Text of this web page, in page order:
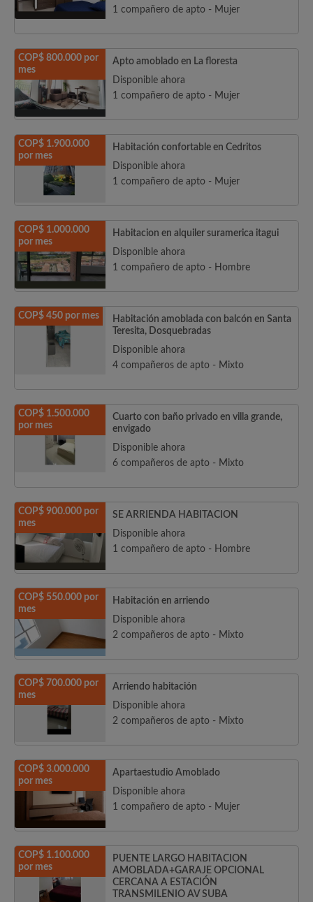
1 compañero de apto - Mujer
COP$ 800.000 por
mes
Apto amoblado en La floresta
Disponible ahora
1 compañero de apto - Mujer
COP$ 1.900.000
por mes
Habitación confortable en Cedritos
Disponible ahora
1 compañero de apto - Mujer
COP$ 1.000.000
por mes
Habitacion en alquiler suramerica itagui
Disponible ahora
1 compañero de apto - Hombre
COP$ 450 por mes
Habitación amoblada con balcón en Santa
Teresita, Dosquebradas
Disponible ahora
4 compañeros de apto - Mixto
COP$ 1.500.000
por mes
Cuarto con baño privado en villa grande,
envigado
Disponible ahora
6 compañeros de apto - Mixto
COP$ 900.000 por
mes
SE ARRIENDA HABITACION
Disponible ahora
1 compañero de apto - Hombre
COP$ 550.000 por
mes
Habitación en arriendo
Disponible ahora
2 compañeros de apto - Mixto
COP$ 700.000 por
mes
Arriendo habitación
Disponible ahora
2 compañeros de apto - Mixto
COP$ 3.000.000
por mes
Apartaestudio Amoblado
Disponible ahora
1 compañero de apto - Mujer
COP$ 1.100.000
por mes
PUENTE LARGO HABITACION
AMOBLADA+GARAJE OPCIONAL
CERCANA A ESTACIÓN
TRANSMILENIO AV SUBA